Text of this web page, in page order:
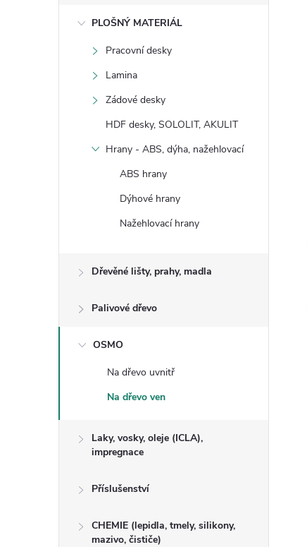
PLOŠNÝ MATERIÁL
Pracovní desky
Lamina
Zádové desky
HDF desky, SOLOLIT, AKULIT
Hrany - ABS, dýha, nažehlovací
ABS hrany
Dýhové hrany
Nažehlovací hrany
Dřevěné lišty, prahy, madla
Palivové dřevo
OSMO
Na dřevo uvnitř
Na dřevo ven
Laky, vosky, oleje (ICLA),
impregnace
Příslušenství
CHEMIE (lepidla, tmely, silikony,
mazivo, čističe)